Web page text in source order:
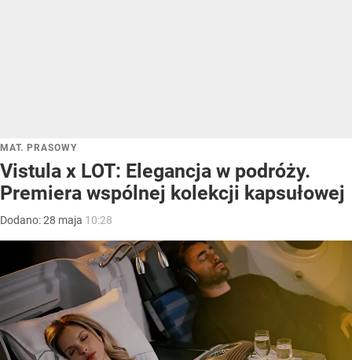
MAT. PRASOWY
Vistula x LOT: Elegancja w podróży.
Premiera wspólnej kolekcji kapsułowej
Dodano:28 maja 10:28